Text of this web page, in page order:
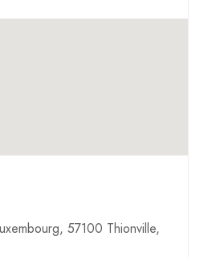
57100 Thionville,